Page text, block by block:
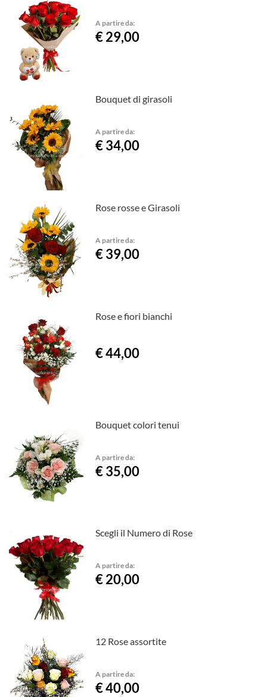
A partire da:
€ 29,00
Bouquet di girasoli
A partire da:
€ 34,00
Rose rosse e Girasoli
A partire da:
€ 39,00
Rose e fiori bianchi
€ 44,00
Bouquet colori tenui
A partire da:
€ 35,00
Scegli il Numero di Rose
A partire da:
€ 20,00
12 Rose assortite
A partire da:
€ 40,00